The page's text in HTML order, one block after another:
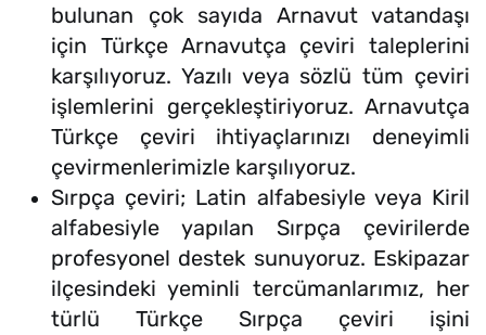
bulunan çok sayıda Arnavut vatandaşı
için Türkçe Arnavutça çeviri taleplerini
karşılıyoruz. Yazılı veya sözlü tüm çeviri
işlemlerini gerçekleştiriyoruz. Arnavutça
Türkçe çeviri ihtiyaçlarınızı deneyimli
çevirmenlerimizle karşılıyoruz.
Sırpça çeviri; Latin alfabesiyle veya Kiril
alfabesiyle yapılan Sırpça çevirilerde
profesyonel destek sunuyoruz. Eskipazar
ilçesindeki yeminli tercümanlarımız, her
türlü Türkçe Sırpça çeviri işini